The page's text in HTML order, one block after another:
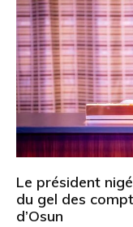
Le président
du gel des
d’Osun